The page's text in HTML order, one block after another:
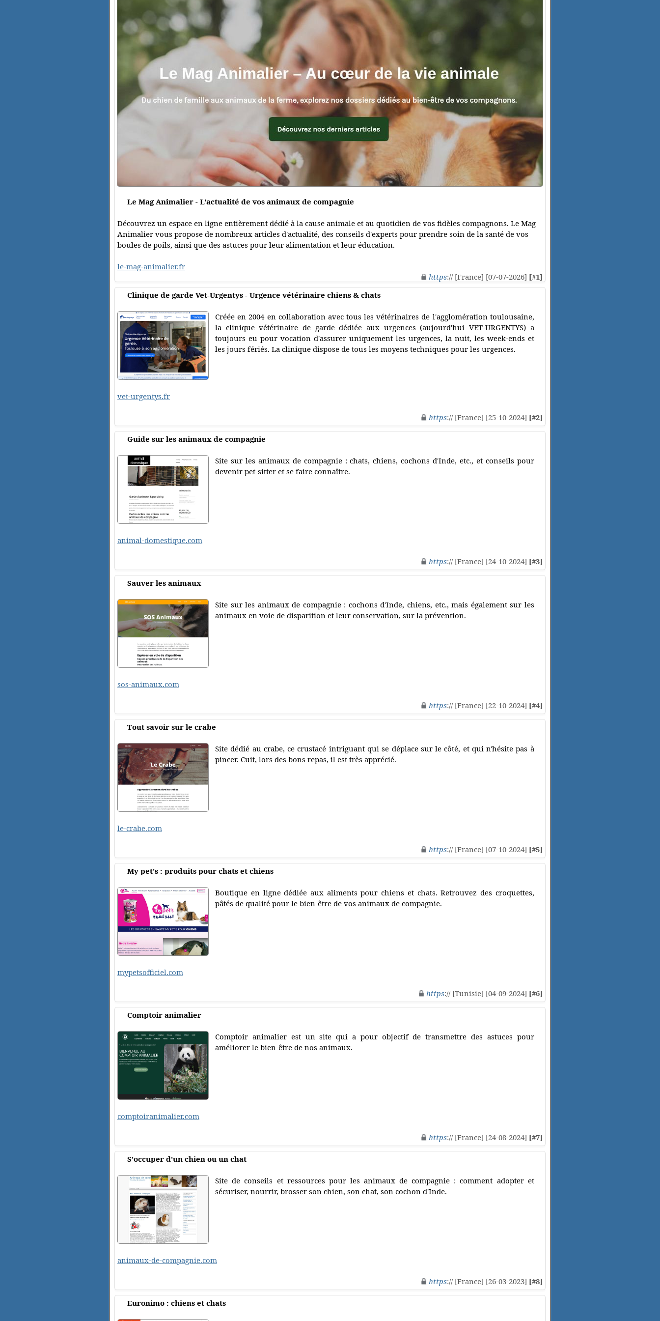
Le Mag Animalier - L'actualité de vos animaux de compagnie
Découvrez un espace en ligne entièrement dédié à la cause animale et au quotidien de vos fidèles compagnons. Le Mag
Animalier vous propose de nombreux articles d'actualité, des conseils d'experts pour prendre soin de la santé de vos
boules de poils, ainsi que des astuces pour leur alimentation et leur éducation.
le-mag-animalier.fr
https:// [France] [07-07-2026] [#1]
Clinique de garde Vet-Urgentys - Urgence vétérinaire chiens & chats
Créée en 2004 en collaboration avec tous les vétérinaires de l'agglomération toulousaine,
la clinique vétérinaire de garde dédiée aux urgences (aujourd'hui VET-URGENTYS) a
toujours eu pour vocation d'assurer uniquement les urgences, la nuit, les week-ends et
les jours fériés. La clinique dispose de tous les moyens techniques pour les urgences.
vet-urgentys.fr
https:// [France] [25-10-2024] [#2]
Guide sur les animaux de compagnie
Site sur les animaux de compagnie : chats, chiens, cochons d'Inde, etc., et conseils pour
devenir pet-sitter et se faire connaître.
animal-domestique.com
https:// [France] [24-10-2024] [#3]
Sauver les animaux
Site sur les animaux de compagnie : cochons d'Inde, chiens, etc., mais également sur les
animaux en voie de disparition et leur conservation, sur la prévention.
sos-animaux.com
https:// [France] [22-10-2024] [#4]
Tout savoir sur le crabe
Site dédié au crabe, ce crustacé intriguant qui se déplace sur le côté, et qui n'hésite pas à
pincer. Cuit, lors des bons repas, il est très apprécié.
le-crabe.com
https:// [France] [07-10-2024] [#5]
My pet's : produits pour chats et chiens
Boutique en ligne dédiée aux aliments pour chiens et chats. Retrouvez des croquettes,
pâtés de qualité pour le bien-être de vos animaux de compagnie.
mypetsofficiel.com
https:// [Tunisie] [04-09-2024] [#6]
Comptoir animalier
Comptoir animalier est un site qui a pour objectif de transmettre des astuces pour
améliorer le bien-être de nos animaux.
comptoiranimalier.com
https:// [France] [24-08-2024] [#7]
S'occuper d'un chien ou un chat
Site de conseils et ressources pour les animaux de compagnie : comment adopter et
sécuriser, nourrir, brosser son chien, son chat, son cochon d'Inde.
animaux-de-compagnie.com
https:// [France] [26-03-2023] [#8]
Euronimo : chiens et chats